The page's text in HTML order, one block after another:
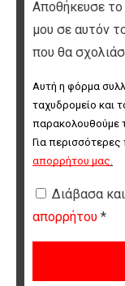
Αποθήκευσε το
μου σε αυτόν
που θα
Αυτή η φόρμα
ταχυδρομείο και
παρακολουθούμε
Για
απορρήτου μας
Διάβασα
απορρήτου *